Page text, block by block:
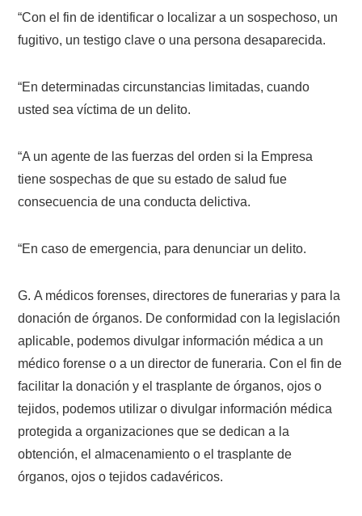
“Con el fin de identificar o localizar a un sospechoso, un
fugitivo, un testigo clave o una persona desaparecida.
“En determinadas circunstancias limitadas, cuando
usted sea víctima de un delito.
“A un agente de las fuerzas del orden si la Empresa
tiene sospechas de que su estado de salud fue
consecuencia de una conducta delictiva.
“En caso de emergencia, para denunciar un delito.
G. A médicos forenses, directores de funerarias y para la
donación de órganos. De conformidad con la legislación
aplicable, podemos divulgar información médica a un
médico forense o a un director de funeraria. Con el fin de
facilitar la donación y el trasplante de órganos, ojos o
tejidos, podemos utilizar o divulgar información médica
protegida a organizaciones que se dedican a la
obtención, el almacenamiento o el trasplante de
órganos, ojos o tejidos cadavéricos.